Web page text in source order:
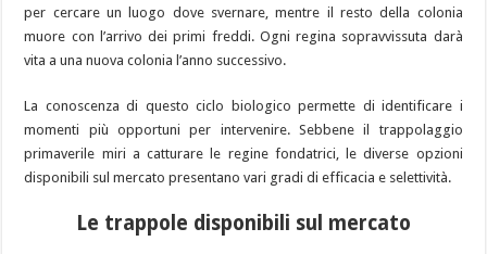
per cercare un luogo dove svernare, mentre il resto della colonia
muore con l’arrivo dei primi freddi. Ogni regina sopravvissuta darà
vita a una nuova colonia l’anno successivo.
La conoscenza di questo ciclo biologico permette di identificare i
momenti più opportuni per intervenire. Sebbene il trappolaggio
primaverile miri a catturare le regine fondatrici, le diverse opzioni
disponibili sul mercato presentano vari gradi di efficacia e selettività.
Le trappole disponibili sul mercato